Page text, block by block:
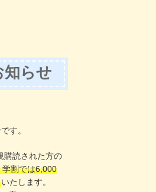
知らせ
す。
購読された方の
割では6,000
いたします。